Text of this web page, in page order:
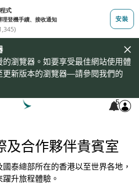
瀏覽器。如要享受最佳網站使用體
更新版本的瀏覽器—請參閱我們的
5
及合作夥伴貴賓室
泰總部所在的香港以至世界各地，
升旅程體驗。